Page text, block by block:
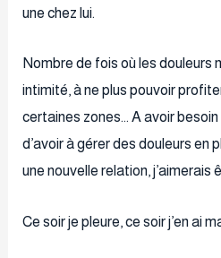
une chez lui.
Nombre de fois où les douleurs
intimité, à ne plus pouvoir
certaines zones… A avoir
d’avoir à gérer des douleurs en
une nouvelle relation, j’aimerais
Ce soir je pleure, ce soir j’en ai